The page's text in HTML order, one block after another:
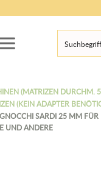
(MATRIZEN DURCHM.
(KEIN ADAPTER
SARDI 25 MM FÜR
UND ANDERE